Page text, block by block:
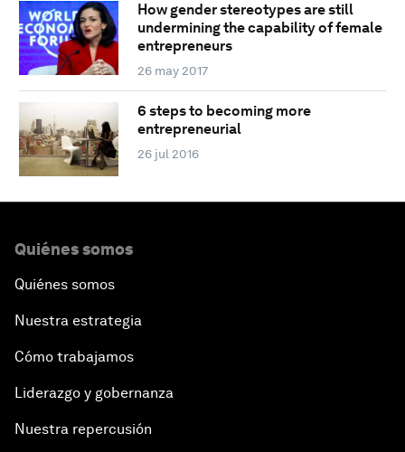
How gender stereotypes are still
undermining the capability of female
entrepreneurs
26 may 2017
6 steps to becoming more
entrepreneurial
26 jul 2016
Quiénes somos
Quiénes somos
Nuestra estrategia
Cómo trabajamos
Liderazgo y gobernanza
Nuestra repercusión